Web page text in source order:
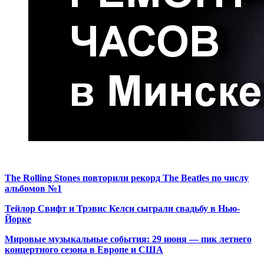
The Rolling Stones повторили рекорд The Beatles по числу
альбомов №1
Тейлор Свифт и Трэвис Келси сыграли свадьбу в Нью-
Йорке
Мировые музыкальные события: 29 июня — пик летнего
концертного сезона в Европе и США